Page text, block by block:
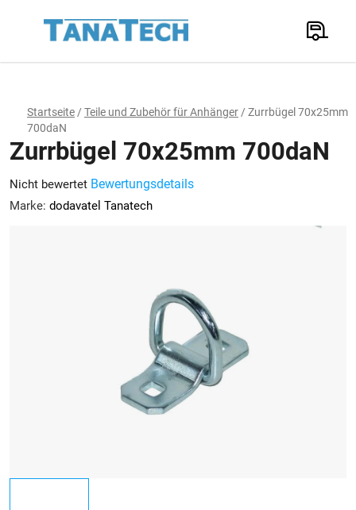
Suchen
Startseite / Teile und Zubehör für Anhänger / Zurrbügel 70x25mm
700daN
Zurrbügel 70x25mm 700daN
Die
durchschnittliche
Nicht bewertet Bewertungsdetails
Marke: dodavatel Tanatech